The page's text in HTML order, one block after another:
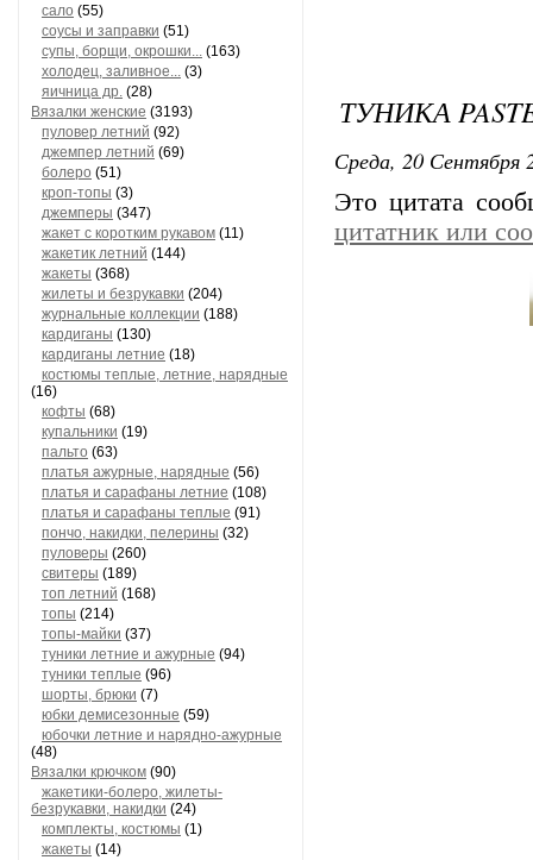
сало (55)
соусы и заправки (51)
супы, борщи, окрошки... (163)
холодец, заливное... (3)
яичница др. (28)
Вязалки женские (3193)
пуловер летний (92)
джемпер летний (69)
болеро (51)
кроп-топы (3)
джемперы (347)
жакет с коротким рукавом (11)
жакетик летний (144)
жакеты (368)
жилеты и безрукавки (204)
журнальные коллекции (188)
кардиганы (130)
кардиганы летние (18)
костюмы теплые, летние, нарядные
(16)
кофты (68)
купальники (19)
пальто (63)
платья ажурные, нарядные (56)
платья и сарафаны летние (108)
платья и сарафаны теплые (91)
пончо, накидки, пелерины (32)
пуловеры (260)
свитеры (189)
топ летний (168)
топы (214)
топы-майки (37)
туники летние и ажурные (94)
туники теплые (96)
шорты, брюки (7)
юбки демисезонные (59)
юбочки летние и нарядно-ажурные
(48)
Вязалки крючком (90)
жакетики-болеро, жилеты-
безрукавки, накидки (24)
комплекты, костюмы (1)
жакеты (14)
ТУНИКА
Среда, 20 Сентября
Это цитата
цитатник или